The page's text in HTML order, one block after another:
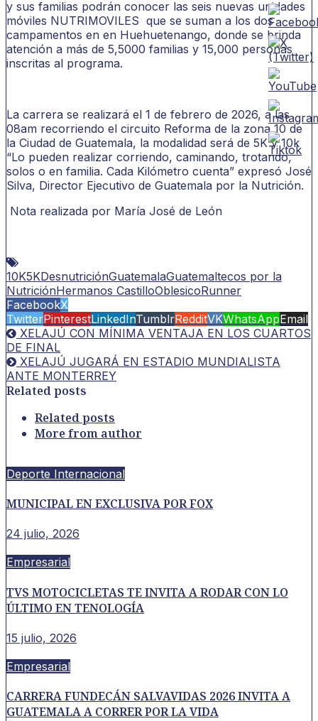
y sus familias podrán conocer las seis nuevas unidades
móviles NUTRIMOVILES que se suman a los dos
campamentos en en Huehuetenango, donde se brinda
atención a más de 5,5000 familias y 15,000 personas
inscritas al programa.
La carrera se realizará el 1 de febrero de 2026, a las
08am recorriendo el circuito Reforma de la zona 10 de
la Ciudad de Guatemala, la modalidad será de 5K y 10k
“Lo pueden realizar corriendo, caminando, trotando,
solos o en familia. Cada Kilómetro cuenta” expresó José
Silva, Director Ejecutivo de Guatemala por la Nutrición.
Nota realizada por María José de León
10K5KDesnutriciónGuatemalaGuatemaltecos por la
NutriciónHermanos CastilloOblesicoRunner
FacebookX
TwitterPinterestLinkedInTumblrRedditVKWhatsAppEmail
XELAJÚ CON MÍNIMA VENTAJA EN LOS CUARTOS
DE FINAL
XELAJÚ JUGARÁ EN ESTADIO MUNDIALISTA
ANTE MONTERREY
Related posts
Related posts
More from author
Deporte Internacional
MUNICIPAL EN EXCLUSIVA POR FOX
24 julio, 2026
Empresarial
TVS MOTOCICLETAS TE INVITA A RODAR CON LO
ÚLTIMO EN TENOLOGÍA
15 julio, 2026
Empresarial
CARRERA FUNDECÁN SALVAVIDAS 2026 INVITA A
GUATEMALA A CORRER POR LA VIDA